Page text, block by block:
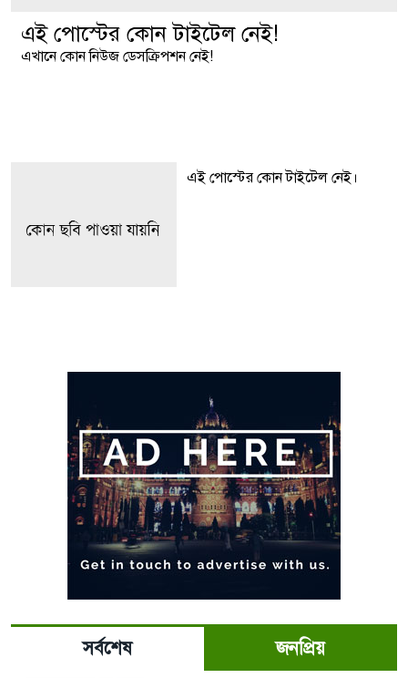
এই পোস্টের কোন টাইটেল নেই!
এখানে কোন নিউজ ডেসক্রিপশন নেই!
এই পোস্টের কোন টাইটেল নেই।
সর্বশেষ জনপ্রিয়